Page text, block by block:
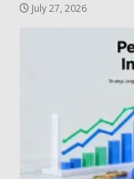
July 27, 2026